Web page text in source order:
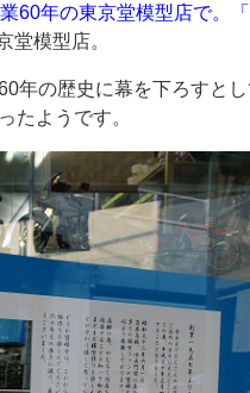
業60年の東京堂模型店で。
堂模型店。
年の歴史に幕を下ろすと
たようです。